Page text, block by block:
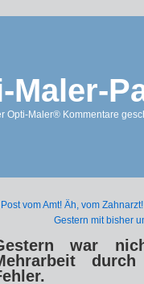
Maler-
Opti-Maler® Kommentare
vom Amt! Äh, vom Zahnarzt!
Gestern mit bisher
war